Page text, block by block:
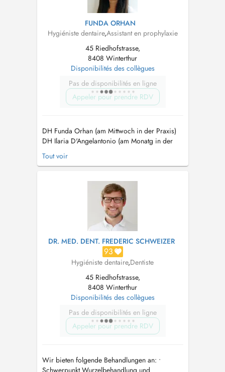
FUNDA ORHAN
Hygiéniste dentaire,Assistant en prophylaxie
45 Riedhofstrasse,
8408 Winterthur
Disponibilités des collègues
Pas de disponibilités en ligne
Appeler pour prendre RDV
DH Funda Orhan (am Mittwoch in der Praxis)
DH Ilaria D'Angelantonio (am Monatg in der
Praxis) Meine Ausbildung zur eidg. dipl.
Dentalhygienikerin habe ich an der Höheren
März 2014 absolviert. Die Arbeit als
Dentalhygienikerin und der Kontakt mit
Tout voir
DR. MED. DENT. FREDERIC SCHWEIZER
93
Hygiéniste dentaire,Dentiste
45 Riedhofstrasse,
8408 Winterthur
Disponibilités des collègues
Pas de disponibilités en ligne
Appeler pour prendre RDV
Wir bieten folgende Behandlungen an: •
Schwerpunkt Wurzelbehandlung und